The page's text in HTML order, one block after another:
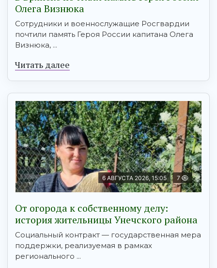
Олега Визнюка
Сотрудники и военнослужащие Росгвардии
почтили память Героя России капитана Олега
Визнюка, ...
Читать далее
6 АВГУСТА 2026, 15:05 7
От огорода к собственному делу:
история жительницы Унечского района
Социальный контракт — государственная мера
поддержки, реализуемая в рамках
регионального ...